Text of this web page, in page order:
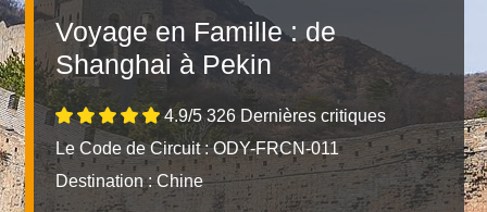
Voyage en Famille : de
Shanghai à Pekin
4.9/5 326 Dernières critiques
Le Code de Circuit : ODY-FRCN-011
Destination :Chine